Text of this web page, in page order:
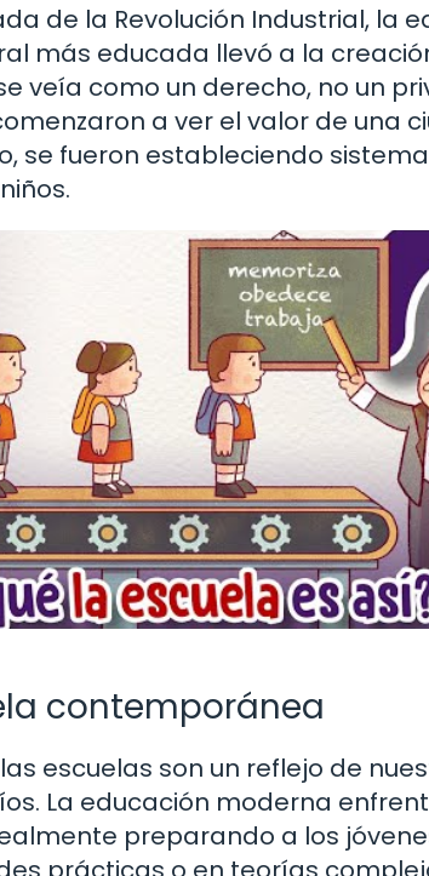
de la Revolución Industrial, la
más educada llevó a la
veía como un derecho, no un
a ver el valor de una
se fueron estableciendo
contemporánea
escuelas son un reflejo de
La educación moderna
preparando a los